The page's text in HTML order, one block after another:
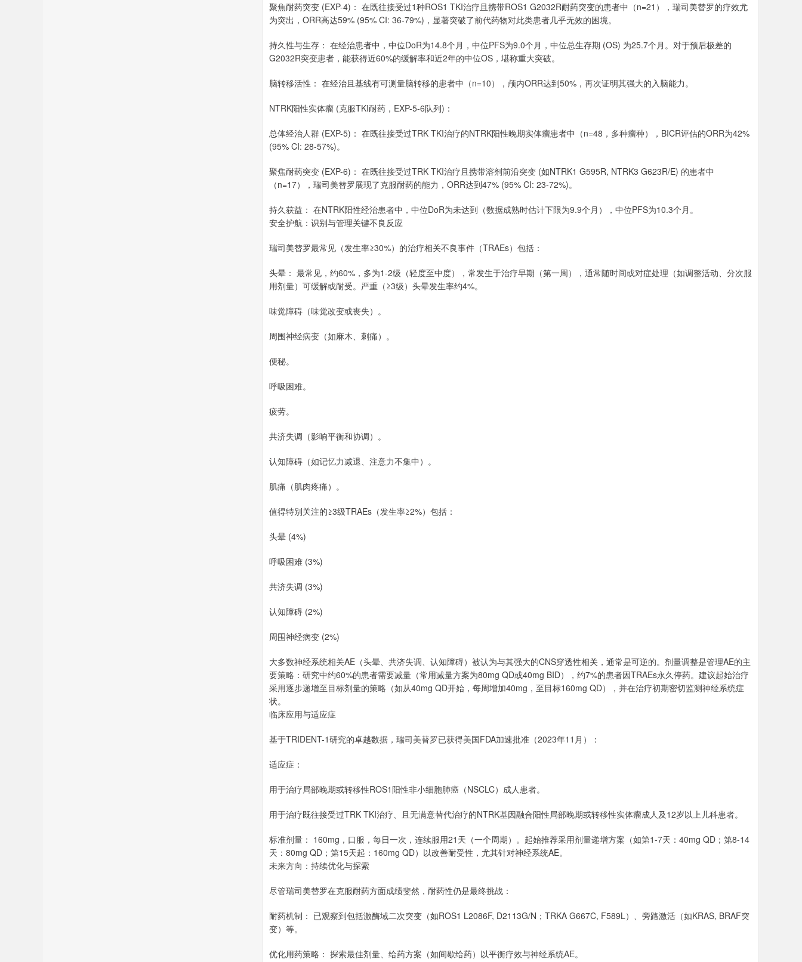
聚焦耐药突变 (EXP-4)： 在既往接受过1种ROS1 TKI治疗且携带ROS1 G2032R耐药突变的患者中（n=21），瑞司美替罗的疗效尤
为突出，ORR高达59% (95% CI: 36-79%)，显著突破了前代药物对此类患者几乎无效的困境。
持久性与生存： 在经治患者中，中位DoR为14.8个月，中位PFS为9.0个月，中位总生存期 (OS) 为25.7个月。对于预后极差的
G2032R突变患者，能获得近60%的缓解率和近2年的中位OS，堪称重大突破。
脑转移活性： 在经治且基线有可测量脑转移的患者中（n=10），颅内ORR达到50%，再次证明其强大的入脑能力。
NTRK阳性实体瘤 (克服TKI耐药，EXP-5-6队列)：
总体经治人群 (EXP-5)： 在既往接受过TRK TKI治疗的NTRK阳性晚期实体瘤患者中（n=48，多种瘤种），BICR评估的ORR为42%
(95% CI: 28-57%)。
聚焦耐药突变 (EXP-6)： 在既往接受过TRK TKI治疗且携带溶剂前沿突变 (如NTRK1 G595R, NTRK3 G623R/E) 的患者中
（n=17），瑞司美替罗展现了克服耐药的能力，ORR达到47% (95% CI: 23-72%)。
持久获益： 在NTRK阳性经治患者中，中位DoR为未达到（数据成熟时估计下限为9.9个月），中位PFS为10.3个月。
安全护航：识别与管理关键不良反应
瑞司美替罗最常见（发生率≥30%）的治疗相关不良事件（TRAEs）包括：
头晕： 最常见，约60%，多为1-2级（轻度至中度），常发生于治疗早期（第一周），通常随时间或对症处理（如调整活动、分次服
用剂量）可缓解或耐受。严重（≥3级）头晕发生率约4%。
味觉障碍（味觉改变或丧失）。
周围神经病变（如麻木、刺痛）。
便秘。
呼吸困难。
疲劳。
共济失调（影响平衡和协调）。
认知障碍（如记忆力减退、注意力不集中）。
肌痛（肌肉疼痛）。
值得特别关注的≥3级TRAEs（发生率≥2%）包括：
头晕 (4%)
呼吸困难 (3%)
共济失调 (3%)
认知障碍 (2%)
周围神经病变 (2%)
大多数神经系统相关AE（头晕、共济失调、认知障碍）被认为与其强大的CNS穿透性相关，通常是可逆的。剂量调整是管理AE的主
要策略：研究中约60%的患者需要减量（常用减量方案为80mg QD或40mg BID），约7%的患者因TRAEs永久停药。建议起始治疗
采用逐步递增至目标剂量的策略（如从40mg QD开始，每周增加40mg，至目标160mg QD），并在治疗初期密切监测神经系统症
状。
临床应用与适应症
基于TRIDENT-1研究的卓越数据，瑞司美替罗已获得美国FDA加速批准（2023年11月）：
适应症：
用于治疗局部晚期或转移性ROS1阳性非小细胞肺癌（NSCLC）成人患者。
用于治疗既往接受过TRK TKI治疗、且无满意替代治疗的NTRK基因融合阳性局部晚期或转移性实体瘤成人及12岁以上儿科患者。
标准剂量： 160mg，口服，每日一次，连续服用21天（一个周期）。起始推荐采用剂量递增方案（如第1-7天：40mg QD；第8-14
天：80mg QD；第15天起：160mg QD）以改善耐受性，尤其针对神经系统AE。
未来方向：持续优化与探索
尽管瑞司美替罗在克服耐药方面成绩斐然，耐药性仍是最终挑战：
耐药机制： 已观察到包括激酶域二次突变（如ROS1 L2086F, D2113G/N；TRKA G667C, F589L）、旁路激活（如KRAS, BRAF突
变）等。
优化用药策略： 探索最佳剂量、给药方案（如间歇给药）以平衡疗效与神经系统AE。